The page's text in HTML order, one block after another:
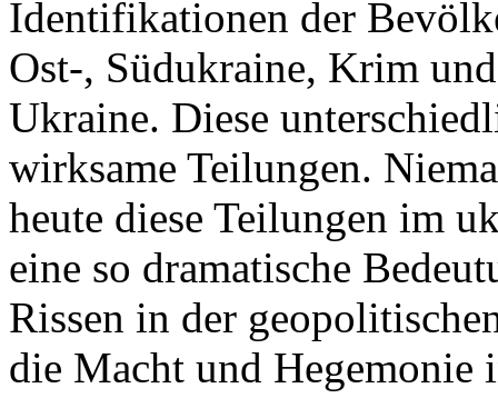
Identifikationen der
Ost-, Südukraine, Krim
Ukraine. Diese
wirksame Teilungen.
heute diese Teilungen im
eine so dramatische
Rissen in der
die Macht und Hegemonie